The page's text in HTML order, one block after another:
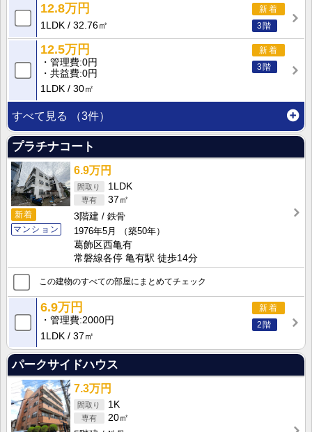
新着
3階
12.8万円
1LDK 32.76㎡
新着
3階
12.5万円
管理費 0円
共益費 0円
1LDK
30㎡
すべて見る （3件）
プラチナコート
新着
マンション
6.9万円
1LDK
37㎡
3階建
鉄骨
1976年5月
（築50年）
葛飾区西亀有
常磐線各停 亀有駅 徒歩14分
この建物のすべての部屋にまとめてチェック
新着
2階
6.9万円
管理費 2000円
1LDK
37㎡
パークサイドハウス
7.3万円
1K
20㎡